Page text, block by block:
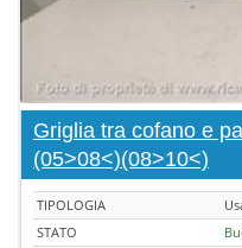
Griglia tra cofano e
(05>08<)(08>10<)
TIPOLOGIA
STATO